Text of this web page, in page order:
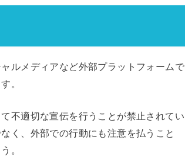
ルメディアなど外部プラットフォームで
。
不適切な宣伝を行うことが禁止されてい
く、外部での行動にも注意を払うこと
。